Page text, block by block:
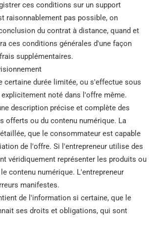
ces conditions sur un support
raisonnablement pas possible, on
du contrat à distance, quand et
ces conditions générales d'une façon
supplémentaires.
certaine durée limitée, ou s'effectue sous
noté dans l'offre même.
description précise et complète des
offerts ou du contenu numérique. La
que le consommateur est capable
de l'offre. Si l'entrepreneur utilise des
véridiquement représenter les produits ou
contenu numérique. L'entrepreneur
manifestes.
de l'information si certaine, que le
ses droits et obligations, qui sont